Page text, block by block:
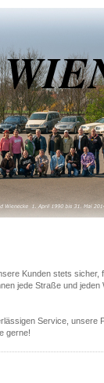
Kunden stets sicher,
jede Straße und jeden
Service, unsere
gerne!